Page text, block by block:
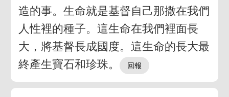
造的事。生命就是基督自己那撒在我們
人性裡的種子。這生命在我們裡面長
大，將基督長成國度。這生命的長大最
終產生寶石和珍珠。